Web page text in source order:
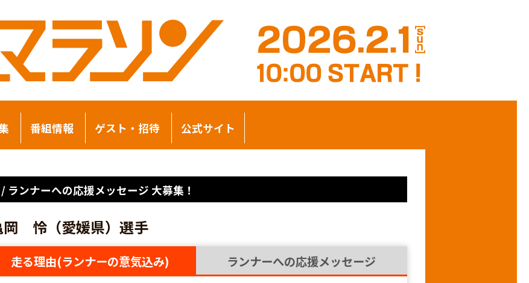
番組情報 ゲスト・招待 公式サイト
ンナーへの応援メッセージ 大募集！
岡 怜（愛媛県）選手
走る理由(ランナーの意気込み) ランナーへの応援メッセージ